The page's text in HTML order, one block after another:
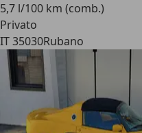
5,7 l/100 km (comb.)
Privato
IT 35030Rubano